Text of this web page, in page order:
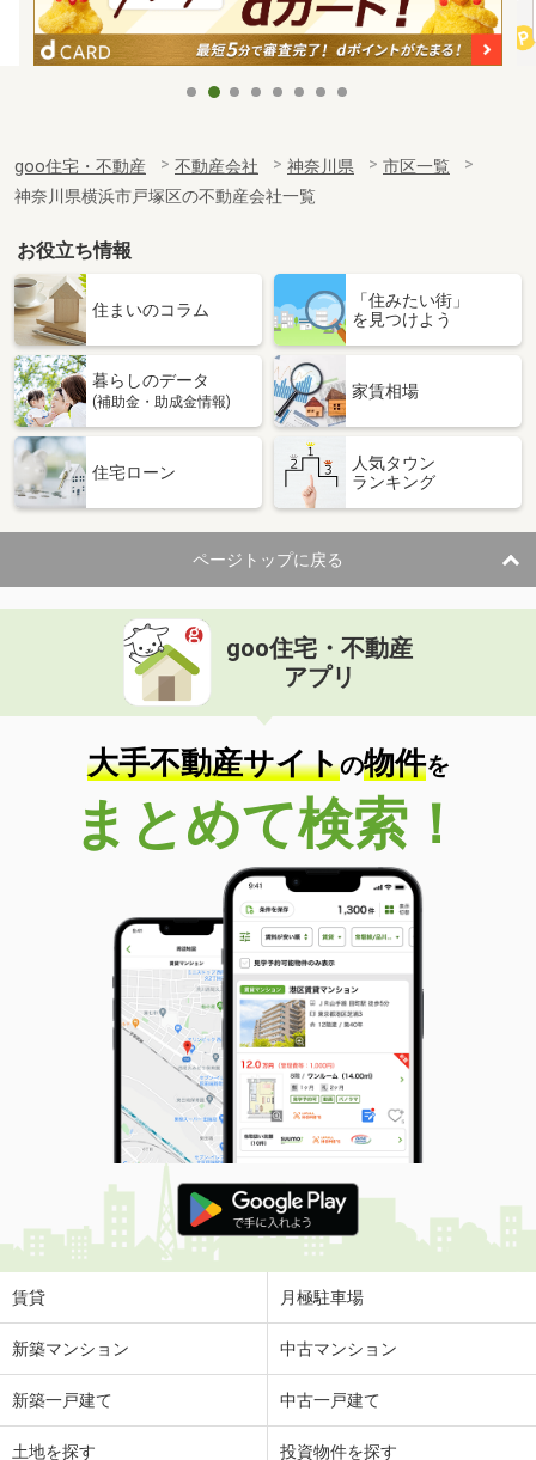
goo住宅・不動産 不動産会社 神奈川県
市区一覧
神奈川県横浜市戸塚区の不動産会社一覧
お役立ち情報
住まいのコラム
「住みたい街」
を見つけよう
暮らしのデータ
(補助金・助成金情報)
家賃相場
住宅ローン
人気タウン
ランキング
ページトップに戻る
goo住宅・不動産
アプリ
大手不動産サイトの物件を
まとめて検索！
賃貸 月極駐車場
新築マンション 中古マンション
新築一戸建て 中古一戸建て
土地を探す 投資物件を探す